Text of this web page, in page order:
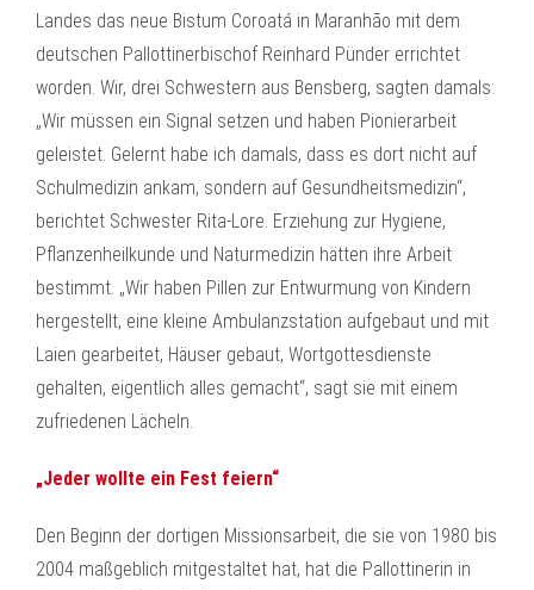
Landes das neue Bistum Coroatá in Maranhão mit dem
deutschen Pallottinerbischof Reinhard Pünder errichtet
worden. Wir, drei Schwestern aus Bensberg, sagten damals:
„Wir müssen ein Signal setzen und haben Pionierarbeit
geleistet. Gelernt habe ich damals, dass es dort nicht auf
Schulmedizin ankam, sondern auf Gesundheitsmedizin“,
berichtet Schwester Rita-Lore. Erziehung zur Hygiene,
Pflanzenheilkunde und Naturmedizin hätten ihre Arbeit
bestimmt. „Wir haben Pillen zur Entwurmung von Kindern
hergestellt, eine kleine Ambulanzstation aufgebaut und mit
Laien gearbeitet, Häuser gebaut, Wortgottesdienste
gehalten, eigentlich alles gemacht“, sagt sie mit einem
zufriedenen Lächeln.
„Jeder wollte ein Fest feiern“
Den Beginn der dortigen Missionsarbeit, die sie von 1980 bis
2004 maßgeblich mitgestaltet hat, hat die Pallottinerin in